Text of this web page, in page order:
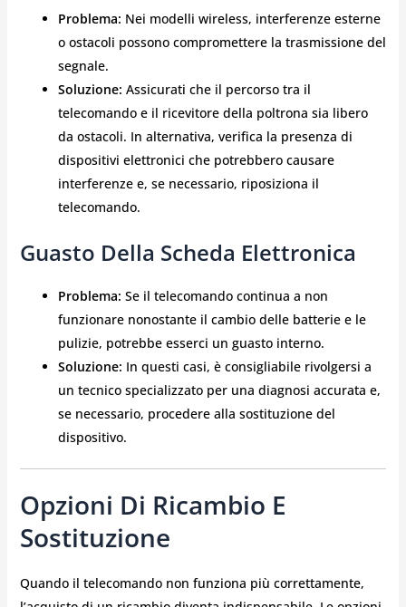
Problema: Nei modelli wireless, interferenze esterne
o ostacoli possono compromettere la trasmissione del
segnale.
Soluzione: Assicurati che il percorso tra il
telecomando e il ricevitore della poltrona sia libero
da ostacoli. In alternativa, verifica la presenza di
dispositivi elettronici che potrebbero causare
interferenze e, se necessario, riposiziona il
telecomando.
Guasto Della Scheda Elettronica
Problema: Se il telecomando continua a non
funzionare nonostante il cambio delle batterie e le
pulizie, potrebbe esserci un guasto interno.
Soluzione: In questi casi, è consigliabile rivolgersi a
un tecnico specializzato per una diagnosi accurata e,
se necessario, procedere alla sostituzione del
dispositivo.
Opzioni Di Ricambio E
Sostituzione
Quando il telecomando non funziona più correttamente,